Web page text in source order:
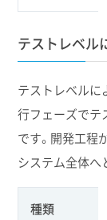
テストレベル
テストレベルに
行フェーズでテ
です。開発工程
システム全体へ
種類